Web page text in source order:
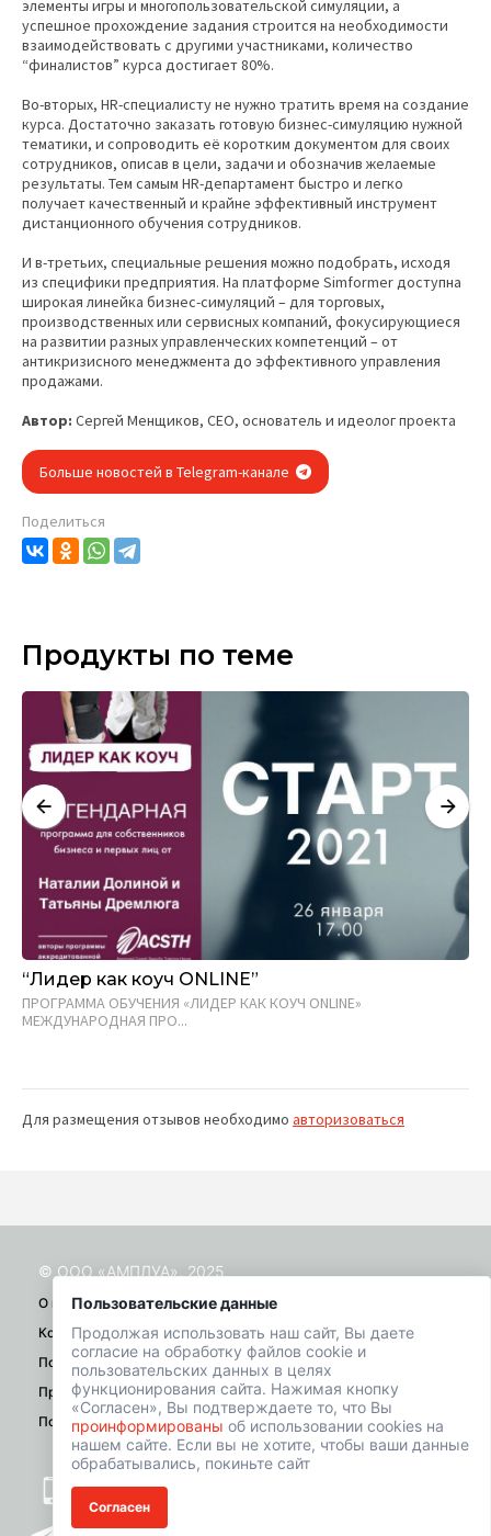
элементы игры и многопользовательской симуляции, а
успешное прохождение задания строится на необходимости
взаимодействовать с другими участниками, количество
“финалистов” курса достигает 80%.
Во-вторых, HR-специалисту не нужно тратить время на создание
курса. Достаточно заказать готовую бизнес-симуляцию нужной
тематики, и сопроводить её коротким документом для своих
сотрудников, описав в цели, задачи и обозначив желаемые
результаты. Тем самым HR-департамент быстро и легко
получает качественный и крайне эффективный инструмент
дистанционного обучения сотрудников.
И в-третьих, специальные решения можно подобрать, исходя
из специфики предприятия. На платформе Simformer доступна
широкая линейка бизнес-симуляций – для торговых,
производственных или сервисных компаний, фокусирующиеся
на развитии разных управленческих компетенций – от
антикризисного менеджмента до эффективного управления
продажами.
Автор: Сергей Менщиков, CEO, основатель и идеолог проекта
Больше новостей в Telegram-канале
Поделиться
Продукты по теме
“Лидер как коуч ONLINE”
ПРОГРАММА ОБУЧЕНИЯ «ЛИДЕР КАК КОУЧ ONLINE»
МЕЖДУНАРОДНАЯ ПРО...
Для размещения отзывов необходимо авторизоваться
Пользовательские данные
Продолжая использовать наш сайт, Вы даете
согласие на обработку файлов cookie и
пользовательских данных в целях
функционирования сайта. Нажимая кнопку
«Согласен», Вы подтверждаете то, что Вы
проинформированы об использовании cookies на
нашем сайте. Если вы не хотите, чтобы ваши данные
обрабатывались, покиньте сайт
Согласен
© ООО «АМПЛУА», 2025
О проекте
Контакты
Помощь
Правила
Политика конфиденциальности
+7 (901) 518-01-49